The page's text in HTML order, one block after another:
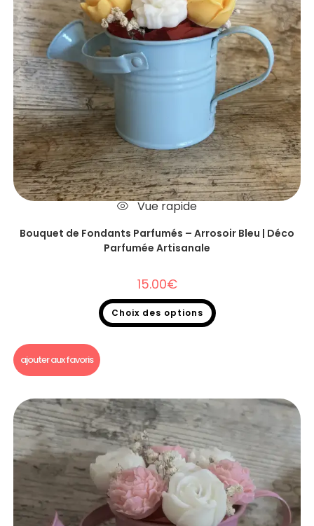
Vue rapide
Bouquet de Fondants Parfumés – Arrosoir Bleu | Déco
Parfumée Artisanale
15.00€
Choix des options
ajouter aux favoris